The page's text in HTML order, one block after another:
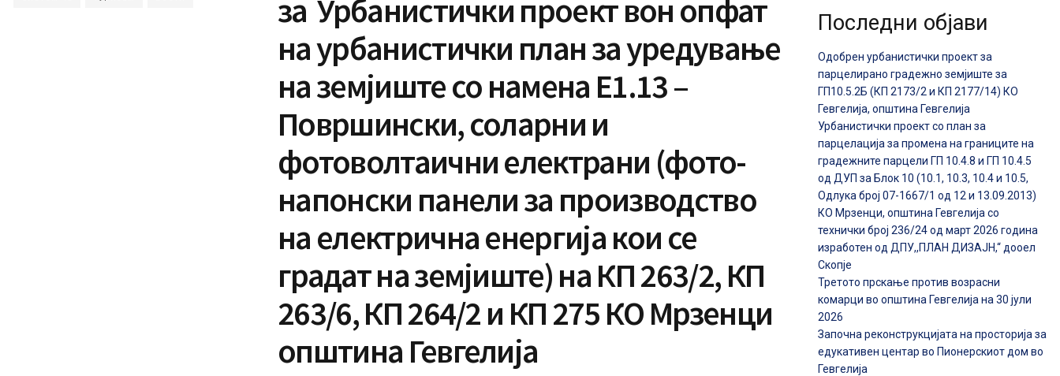
за Урбанистички проект вон опфат
на урбанистички план за уредување
на земјиште со намена Е1.13 –
Површински, соларни и
фотоволтаични електрани (фото-
напонски панели за производство
на електрична енергија кои се
градат на земјиште) на КП 263/2, КП
263/6, КП 264/2 и КП 275 КО Мрзенци
општина Гевгелија
Последни објави
Одобрен урбанистички проект за
парцелирано градежно земјиште за
ГП10.5.2Б (КП 2173/2 и КП 2177/14) КО
Гевгелија, општина Гевгелија
Урбанистички проект со план за
парцелација за промена на границите на
градежните парцели ГП 10.4.8 и ГП 10.4.5
од ДУП за Блок 10 (10.1, 10.3, 10.4 и 10.5,
Одлука број 07-1667/1 од 12 и 13.09.2013)
КО Мрзенци, општина Гевгелија со
технички број 236/24 од март 2026 година
изработен од ДПУ,,ПЛАН ДИЗАЈН,“ дооел
Скопје
Третото прскање против возрасни
комарци во општина Гевгелија на 30 јули
2026
Започна реконструкцијата на просторија за
едукативен центар во Пионерскиот дом во
Гевгелија